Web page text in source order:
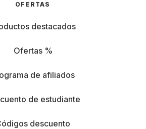
OFERTAS
destacados
Ofertas %
de afiliados
de estudiante
descuento